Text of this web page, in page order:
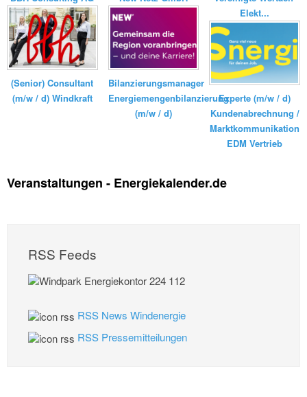
(Senior) Consultant
(m/w / d) Windkraft
Bilanzierungsmanager
Energiemengenbilanzierung
(m/w / d)
Elekt...
Experte (m/w / d)
Kundenabrechnung /
Marktkommunikation
EDM Vertrieb
Veranstaltungen - Energiekalender.de
RSS Feeds
RSS News Windenergie
RSS Pressemitteilungen